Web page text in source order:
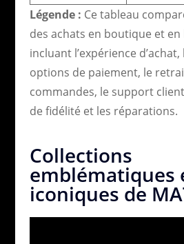
Légende : Ce tableau
des achats en boutique et en
incluant l’expérience
options de paiement, le
commandes, le support
de fidélité et les réparations.
Collections
emblématiques
iconiques de